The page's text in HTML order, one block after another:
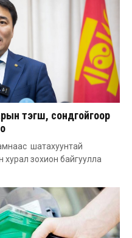
тэгш, сондгойгоор
шатахуунтай
хурал зохион байгуулла